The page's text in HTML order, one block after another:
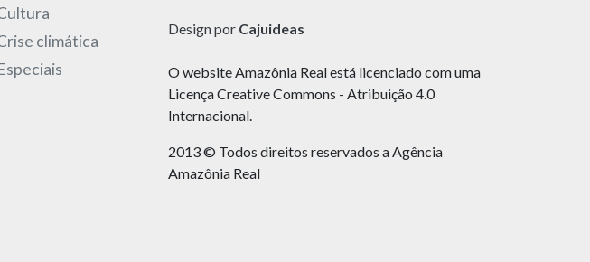
climática
Design por Cajuideas
O website Amazônia Real está licenciado com uma
Licença Creative Commons - Atribuição 4.0
Internacional.
2013 © Todos direitos reservados a Agência
Amazônia Real